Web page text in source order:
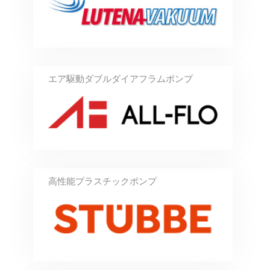
エア駆動ダブルダイアフラムポンプ
高性能プラスチックポンプ